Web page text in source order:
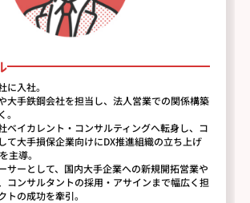
に入社。
大手鉄鋼会社を担当し、法人営業での関係構築
ベイカレント・コンサルティングへ転身し、コ
て大手損保企業向けにDX推進組織の立ち上げ
主導。
サーとして、国内大手企業への新規開拓営業や
コンサルタントの採用・アサインまで幅広く担
トの成功を牽引。